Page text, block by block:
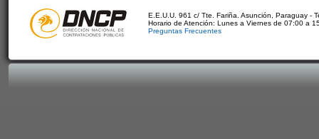
E.E.U.U. 961 c/ Tte. Fariña. Asunción, Paraguay -
Horario de Atención: Lunes a Viernes de 07:00 a
Preguntas Frecuentes